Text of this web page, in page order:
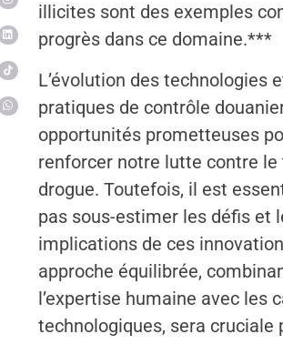
illicites sont des exemples
progrès dans ce domaine.***
L’évolution des technologies
pratiques de contrôle
opportunités prometteuses
renforcer notre lutte contre le
drogue. Toutefois, il est
pas sous-estimer les défis et
implications de ces
approche équilibrée,
l’expertise humaine avec les
technologiques, sera cruciale